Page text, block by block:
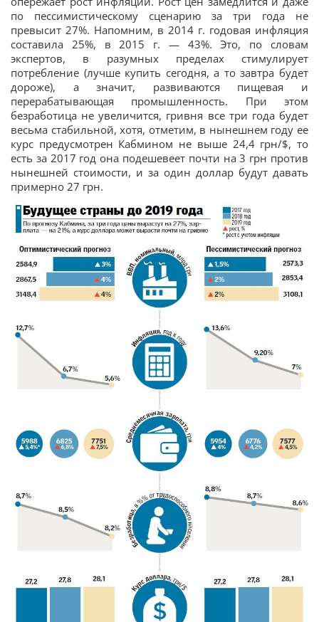
по пессимистическому сценарию за три года не
превысит 27%. Напомним, в 2014 г. годовая инфляция
составила 25%, в 2015 г. — 43%. Это, по словам
экспертов, в разумных пределах стимулирует
потребление (лучше купить сегодня, а то завтра будет
дороже), а значит, развиваются пищевая и
перерабатывающая промышленность. При этом
безработица не увеличится, гривня все три года будет
весьма стабильной, хотя, отметим, в нынешнем году ее
курс предусмотрен Кабмином не выше 24,4 грн/$, то
есть за 2017 год она подешевеет почти на 3 грн против
нынешней стоимости, и за один доллар будут давать
примерно 27 грн.